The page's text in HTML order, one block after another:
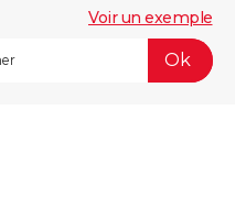
Voir un exemple